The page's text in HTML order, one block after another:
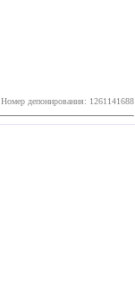
Номер депонирования: 1261141688